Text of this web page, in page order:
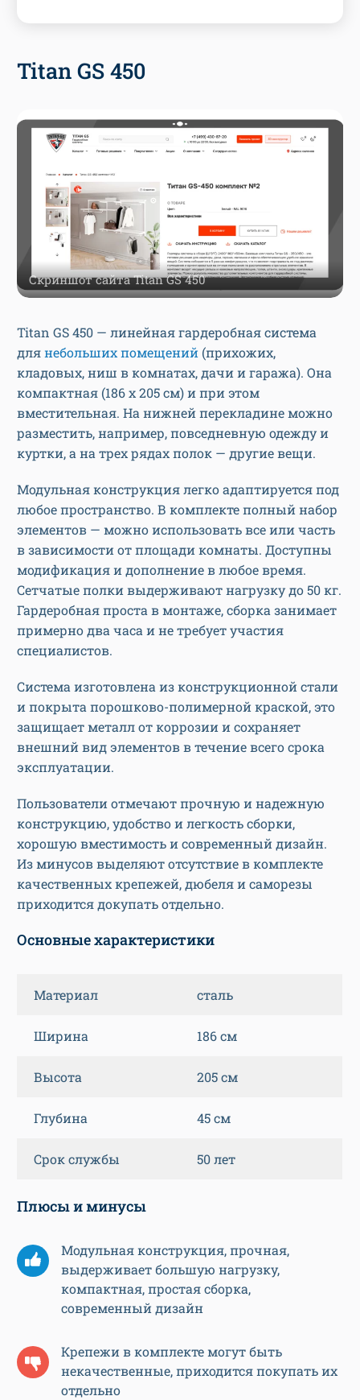
Titan GS 450
Скриншот сайта Titan GS 450
Titan GS 450 — линейная гардеробная система
длянебольших помещений (прихожих,
кладовых, ниш в комнатах, дачи и гаража). Она
компактная (186 х 205 см) и при этом
вместительная. На нижней перекладине можно
разместить, например, повседневную одежду и
куртки, а на трех рядах полок — другие вещи.
Модульная конструкция легко адаптируется под
любое пространство. В комплекте полный набор
элементов — можно использовать все или часть
в зависимости от площади комнаты. Доступны
модификация и дополнение в любое время.
Сетчатые полки выдерживают нагрузку до 50 кг.
Гардеробная проста в монтаже, сборка занимает
примерно два часа и не требует участия
специалистов.
Система изготовлена из конструкционной стали
и покрыта порошково-полимерной краской, это
защищает металл от коррозии и сохраняет
внешний вид элементов в течение всего срока
эксплуатации.
Пользователи отмечают прочную и надежную
конструкцию, удобство и легкость сборки,
хорошую вместимость и современный дизайн.
Из минусов выделяют отсутствие в комплекте
качественных крепежей, дюбеля и саморезы
приходится докупать отдельно.
Основные характеристики
Материал сталь
Ширина 186 см
Высота 205 см
Глубина 45 см
Срок службы 50 лет
Плюсы и минусы
Модульная конструкция, прочная,
выдерживает большую нагрузку,
компактная, простая сборка,
современный дизайн
Крепежи в комплекте могут быть
некачественные, приходится покупать их
отдельно